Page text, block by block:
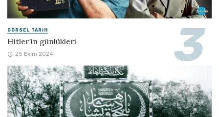
GÖRSEL TARIH
Hitler’in günlükleri
25 Ekim 2024